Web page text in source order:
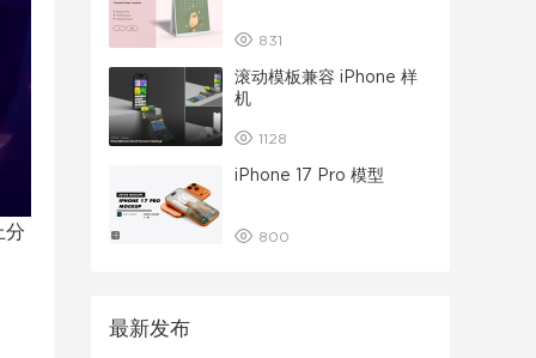
分
831
滚动模板兼容 iPhone 样
机
1128
iPhone 17 Pro 模型
800
最新发布